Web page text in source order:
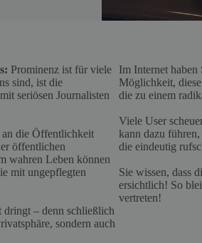
Prominenz ist für viele
sind, ist die
seriösen Journalisten
an die Öffentlichkeit
öffentlichen
wahren Leben können
mit ungepflegten
– denn schließlich
sondern auch
Im Internet
Möglichkeit,
die zu einem
Viele User
kann dazu
die eindeutig
Sie wissen, dass
ersichtlich! So
vertreten!